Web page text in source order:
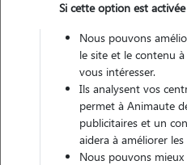
Véhiculé
L'envoi d'une
Si cette option est
Nous pouvons
le site et le contenu
vous intéresser.
Ils analysent vos
permet à Animaute
publicitaires et un
aidera à améliorer
Nous pouvons